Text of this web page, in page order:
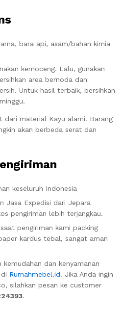
bara api, asam/bahan kimia
kemoceng. Lalu, gunakan
area bernoda dan
Untuk hasil terbaik, bersihkan
dari material Kayu alami. Barang
akan berbeda serat dan
keseluruh Indonesia
Jasa Expedisi dari Jepara
pengiriman lebih terjangkau.
pengiriman kami packing
kardus tebal, sangat aman
dan kenyamanan
Rumahmebel.id. Jika Anda ingin
silahkan pesan ke customer
.